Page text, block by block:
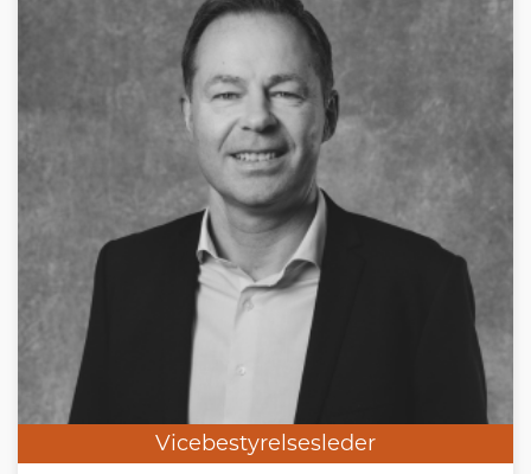
Vicebestyrelsesleder